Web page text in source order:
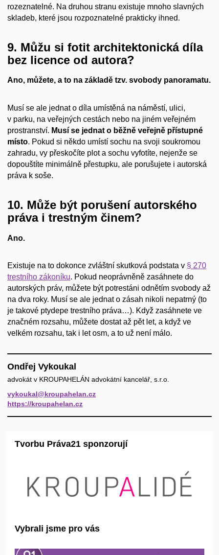
rozeznatelné. Na druhou stranu existuje mnoho slavných
skladeb, které jsou rozpoznatelné prakticky ihned.
9. Můžu si fotit architektonická díla
bez licence od autora?
Ano, můžete, a to na základě tzv. svobody panoramatu.
Musí se ale jednat o díla umístěná na náměstí, ulici,
v parku, na veřejných cestách nebo na jiném veřejném
prostranství. Musí se jednat o běžně veřejně přístupné
místo. Pokud si někdo umístí sochu na svoji soukromou
zahradu, vy přeskočíte plot a sochu vyfotíte, nejenže se
dopouštíte minimálně přestupku, ale porušujete i autorská
práva k soše.
10. Může být porušení autorského
práva i trestným činem?
Ano.
Existuje na to dokonce zvláštní skutková podstata v § 270
trestního zákoníku. Pokud neoprávněně zasáhnete do
autorských práv, můžete být potrestáni odnětím svobody až
na dva roky. Musí se ale jednat o zásah nikoli nepatrný (to
je takové ptydepe trestního práva…). Když zasáhnete ve
značném rozsahu, můžete dostat až pět let, a když ve
velkém rozsahu, tak i let osm, a to už není málo.
Ondřej Vykoukal
advokát v KROUPAHELÁN advokátní kancelář, s.r.o.
vykoukal@kroupahelan.cz
https://kroupahelan.cz
Tvorbu Práva21 sponzorují
Vybrali jsme pro vás